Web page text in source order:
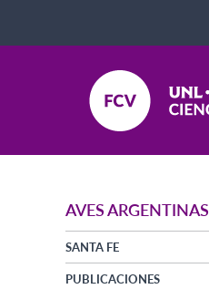
AVES ARGENTINAS
SANTA FE
PUBLICACIONES